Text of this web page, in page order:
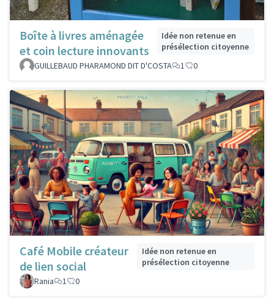
Boîte à livres aménagée
et coin lecture innovants
Idée non retenue en
présélection citoyenne
GUILLEBAUD PHARAMOND DIT D'COSTA
1 0
Café Mobile créateur
de lien social
Idée non retenue en
présélection citoyenne
Rania
1 0